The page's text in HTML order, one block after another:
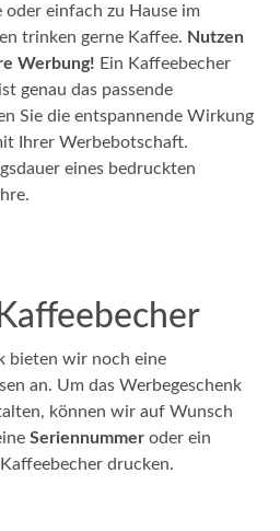
einfach zu Hause im
trinken gerne Kaffee. Nutzen
Werbung! Ein Kaffeebecher
genau das passende
Sie die entspannende Wirkung
Ihrer Werbebotschaft.
eines bedruckten
bieten wir noch eine
an. Um das Werbegeschenk
können wir auf Wunsch
Seriennummer oder ein
drucken.